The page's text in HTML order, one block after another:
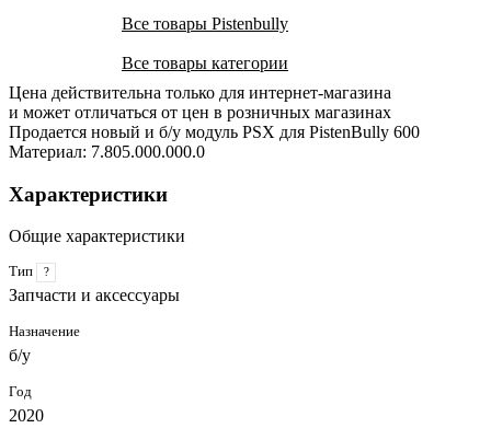
Все товары Pistenbully
Все товары категории
Цена действительна только для интернет-магазина
и может отличаться от цен в розничных магазинах
Продается новый и б/у модуль PSX для PistenBully 600
Материал: 7.805.000.000.0
Характеристики
Общие характеристики
Тип ?
Запчасти и аксессуары
Назначение
б/у
Год
2020